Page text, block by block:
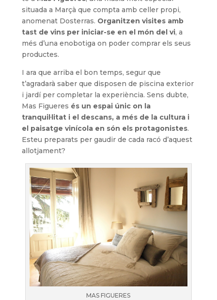
situada a Marçà que compta amb celler propi,
anomenat Dosterras. Organitzen visites amb
tast de vins per iniciar-se en el món del vi, a
més d’una enobotiga on poder comprar els seus
productes.
I ara que arriba el bon temps, segur que
t’agradarà saber que disposen de piscina exterior
i jardí per completar la experiència. Sens dubte,
Mas Figueres és un espai únic on la
tranquil·litat i el descans, a més de la cultura i
el paisatge vinícola en són els protagonistes.
Esteu preparats per gaudir de cada racó d’aquest
allotjament?
MAS FIGUERES